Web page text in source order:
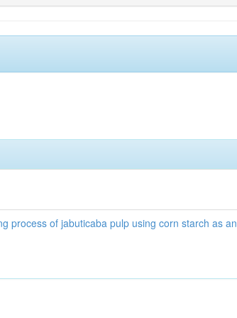
process of jabuticaba pulp using corn starch as an